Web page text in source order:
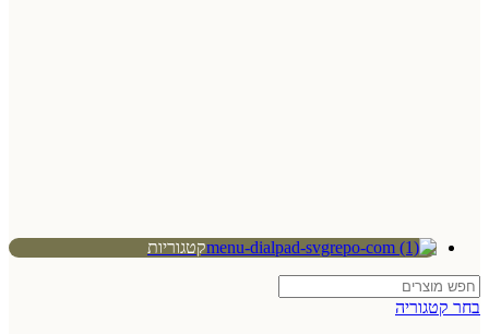
קטגוריות
בחר קטגוריה